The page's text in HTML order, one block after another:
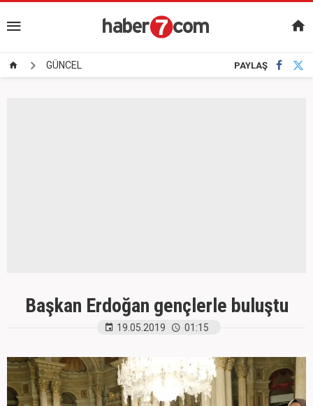
GÜNCEL PAYLAŞ
Başkan Erdoğan gençlerle buluştu
19.05.2019 01:15